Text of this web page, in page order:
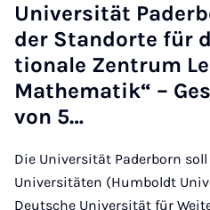
Uni­versität
der Stan­dorte für
tionale Zen­trum
Math­em­atik“ –
von 5…
Die Universität Paderborn
Universitäten (Humboldt
Deutsche Universität für